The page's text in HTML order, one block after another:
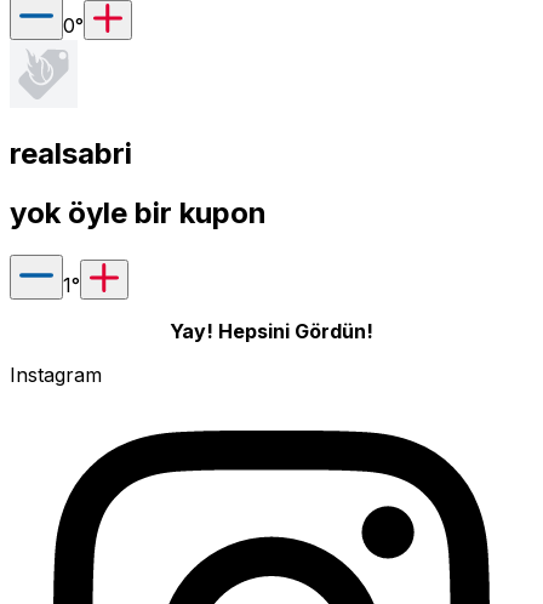
0°
realsabri
yok öyle bir kupon
1°
Yay! Hepsini Gördün!
Instagram